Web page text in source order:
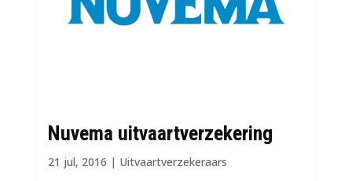
Nuvema uitvaartverzekering
21 jul, 2016 | Uitvaartverzekeraars